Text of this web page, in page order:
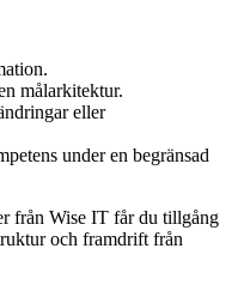
målarkitektur.
eller
under en begränsad
från Wise IT får du tillgång
och framdrift från